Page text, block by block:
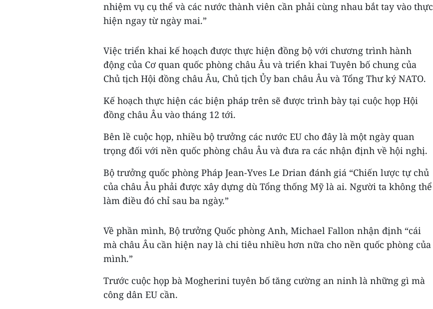
nhiệm vụ cụ thể và các nước thành viên cần phải cùng nhau bắt tay vào thực
hiện ngay từ ngày mai.”
Việc triển khai kế hoạch được thực hiện đồng bộ với chương trình hành
động của Cơ quan quốc phòng châu Âu và triển khai Tuyên bố chung của
Chủ tịch Hội đồng châu Âu, Chủ tịch Ủy ban châu Âu và Tổng Thư ký NATO.
Kế hoạch thực hiện các biện pháp trên ​​sẽ được trình bày tại cuộc họp Hội
đồng châu Âu vào tháng 12 tới.
Bên lề cuộc họp, nhiều bộ trưởng các nước EU cho đây là một ngày quan
trọng đối với nền quốc phòng châu Âu và đưa ra các nhận định về hội nghị.
Bộ trưởng quốc phòng Pháp Jean-Yves Le Drian đánh giá “Chiến lược tự chủ
của châu Âu phải được xây dựng dù Tổng thống Mỹ là ai. Người ta không thể
làm điều đó chỉ sau ba ngày.”
Về phần mình, Bộ trưởng Quốc phòng Anh, Michael Fallon nhận định “cái
mà châu Âu cần hiện nay là chi tiêu nhiều hơn nữa cho nền quốc phòng của
mình.”
Trước cuộc họp bà Mogherini tuyên bố tăng cường an ninh là những gì mà
công dân EU cần.